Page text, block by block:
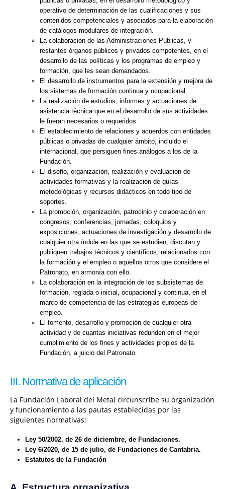
operativo de determinación de las cualificaciones y sus
contenidos competenciales y asociados para la elaboración
de catálogos modulares de integración.
La colaboración de las Administraciones Públicas, y
restantes órganos públicos y privados competentes, en el
desarrollo de las políticas y los programas de empleo y
formación, que les sean demandados.
El desarrollo de instrumentos para la extensión y mejora de
los sistemas de formación continua y ocupacional.
La realización de estudios, informes y actuaciones de
asistencia técnica que en el desarrollo de sus actividades
le fueran necesarios o requeridos.
El establecimiento de relaciones y acuerdos con entidades
públicas o privadas de cualquier ámbito, incluido el
internacional, que persiguen fines análogos a los de la
Fundación.
El diseño, organización, realización y evaluación de
actividades formativas y la realización de guías
metodológicas y recursos didácticos en todo tipo de
soportes.
La promoción, organización, patrocinio y colaboración en
congresos, conferencias, jornadas, coloquios y
exposiciones, actuaciones de investigación y desarrollo de
cualquier otra índole en las que se estudien, discutan y
publiquen trabajos técnicos y científicos, relacionados con
la formación y el empleo o aquellos otros que considere el
Patronato, en armonía con ello.
La colaboración en la integración de los subsistemas de
formación, reglada o inicial, ocupacional y continua, en el
marco de competencia de las estrategias europeas de
empleo.
El fomento, desarrollo y promoción de cualquier otra
actividad y de cuantas iniciativas redunden en el mejor
cumplimiento de los fines y actividades propios de la
Fundación, a juicio del Patronato.
III. Normativa de aplicación
La Fundación Laboral del Metal circunscribe su organización
y funcionamiento a las pautas establecidas por las
siguientes normativas:
Ley 50/2002, de 26 de diciembre, de Fundaciones.
Ley 6/2020, de 15 de julio, de Fundaciones de Cantabria.
Estatutos de la Fundación